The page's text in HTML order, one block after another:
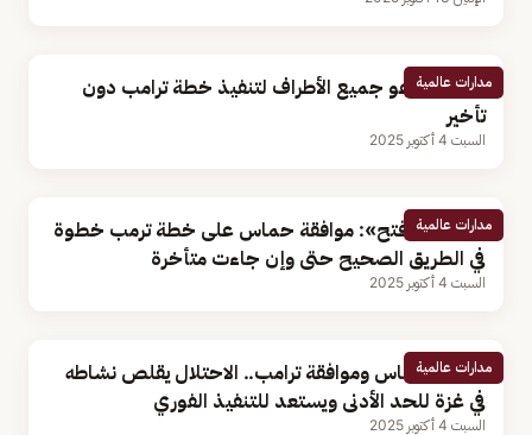
مدارات عالمية
فرنسا: ندعو جميع الأطراف لتنفيذ خطة ترامب دون
تأخير
السبت 4 أكتوبر 2025
مدارات عالمية
متحدث «فتح»: موافقة حماس على خطة ترمب خطوة
في الطريق الصحيح حتى وإن جاءت متأخرة
السبت 4 أكتوبر 2025
مدارات عالمية
بعد رد حماس وموافقة ترامب.. الاحتلال يقلص نشاطه
في غزة للحد الأدنى ويستعد للتنفيذ الفوري
السبت 4 أكتوبر 2025